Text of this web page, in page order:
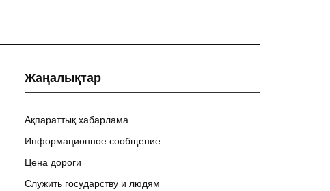
Жаңалықтар
Ақпараттық хабарлама
Информационное сообщение
Цена дороги
Служить государству и людям